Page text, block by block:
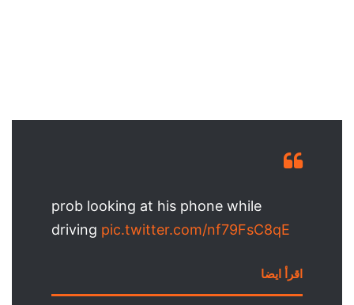
prob looking at his phone while
driving pic.twitter.com/nf79FsC8qE
اقرأ ايضا